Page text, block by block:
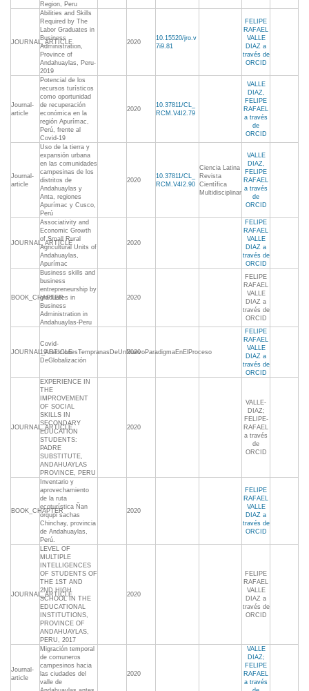
Region, Peru
JOURNAL_ARTICLE
Abilities and Skills
Required by The
Labor Graduates in
Business
Administration,
Province of
Andahuaylas, Peru-
2019
2020
10.15520/jro.v
7i9.81
FELIPE
RAFAEL
VALLE
DIAZ a
través de
ORCID
Journal-
article
Potencial de los
recursos turísticos
como oportunidad
de recuperación
económica en la
región Apurímac,
Perú, frente al
Covid-19
2020
10.37811/CL_
RCM.V4I2.79
VALLE
DIAZ,
FELIPE
RAFAEL
a través
de
ORCID
Journal-
article
Uso de la tierra y
expansión urbana
en las comunidades
campesinas de los
distritos de
Andahuaylas y
Anta, regiones
Apurímac y Cusco,
Perú
2020
10.37811/CL_
RCM.V4I2.90
Ciencia Latina
Revista
Científica
Multidisciplinar
VALLE
DIAZ,
FELIPE
RAFAEL
a través
de
ORCID
JOURNAL_ARTICLE
Associativity and
Economic Growth
of Small Rural
Agricultural Units of
Andahuaylas,
Apurímac
2020
FELIPE
RAFAEL
VALLE
DIAZ a
través de
ORCID
BOOK_CHAPTER
Business skills and
business
entrepreneurship by
graduates in
Business
Administration in
Andahuaylas-Peru
2020
FELIPE
RAFAEL
VALLE
DIAZ a
través de
ORCID
JOURNAL_ARTICLE
Covid-
19:LeccionesTempranasDeUnNuevoParadigmaEnElProceso
DeGlobalización
2020
FELIPE
RAFAEL
VALLE
DIAZ a
través de
ORCID
JOURNAL_ARTICLE
EXPERIENCE IN
THE
IMPROVEMENT
OF SOCIAL
SKILLS IN
SECONDARY
EDUCATION
STUDENTS:
PADRE
SUBSTITUTE,
ANDAHUAYLAS
PROVINCE, PERU
2020
VALLE-
DIAZ;
FELIPE-
RAFAEL
a través
de
ORCID
BOOK_CHAPTER
Inventario y
aprovechamiento
de la ruta
ecoturística Ñan
orqupi sachas
Chinchay, provincia
de Andahuaylas,
Perú.
2020
FELIPE
RAFAEL
VALLE
DIAZ a
través de
ORCID
JOURNAL_ARTICLE
LEVEL OF
MULTIPLE
INTELLIGENCES
OF STUDENTS OF
THE 1ST AND
2ND HIGH
SCHOOL IN THE
EDUCATIONAL
INSTITUTIONS,
PROVINCE OF
ANDAHUAYLAS,
PERU, 2017
2020
FELIPE
RAFAEL
VALLE
DIAZ a
través de
ORCID
Journal-
article
Migración temporal
de comuneros
campesinos hacia
las ciudades del
valle de
2020
VALLE
DIAZ;
FELIPE
RAFAEL
a través